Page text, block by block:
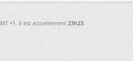
+1. Il est actuellement23h23.